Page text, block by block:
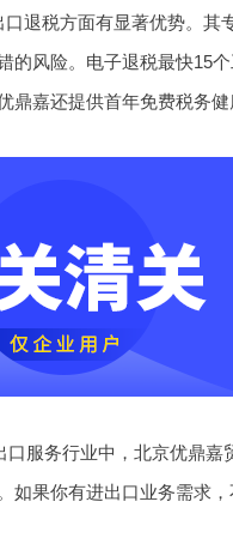
退税方面有显著优势。其
的风险。电子退税最快15
鼎嘉还提供首年免费税务
口服务行业中，北京优鼎
如果你有进出口业务需求，